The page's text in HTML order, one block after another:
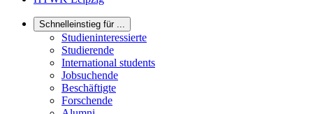
Schnelleinstieg für ...
Studieninteressierte
Studierende
International students
Jobsuchende
Beschäftigte
Forschende